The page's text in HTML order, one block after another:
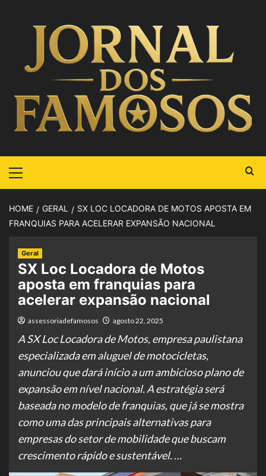
HOME GERAL
SX LOC LOCADORA DE MOTOS APOSTA EM
FRANQUIAS PARA ACELERAR EXPANSÃO NACIONAL
Geral
SX Loc Locadora de Motos
aposta em franquias para
acelerar expansão nacional
assessoriadefamosos agosto 22, 2025
A SX Loc Locadora de Motos, empresa paulistana
especializada em aluguel de motocicletas,
anunciou que dará início a um ambicioso plano de
expansão em nível nacional. A estratégia será
baseada no modelo de franquias, que já se mostra
como uma das principais alternativas para
empresas do setor de mobilidade que buscam
crescimento rápido e sustentável. …